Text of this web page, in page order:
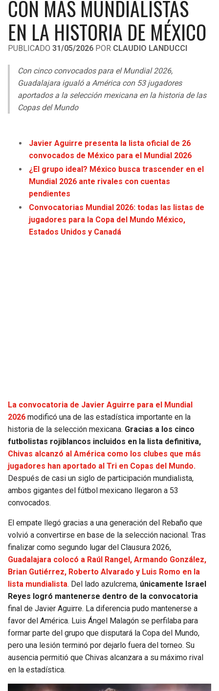
LIGA DE EXPANSIÓN MX
LEAGUES CUP
UEFA EUROPA LEAGUE
UEFA CONFERENCE LEAGUE
MLS
COPA LIBERTADORES
COPA SUDAMERICANA
OTRAS LIGAS
RAIDERS
CHARGERS
RAVENS
BENGALS
TEXANS
JAGUARS
RAMS
49ERS
SEAHAWKS
BEARS
PACKERS
VIKINGS
FALCONS
PANTHERS
SAINTS
BUCCANEERS
CAVALIERS
PISTONS
PACERS
BUCKS
HEAT
WIZARDS
ROCKETS
GRIZZLIES
PELICANS
SPURS
TIMBERWOLVES
THUNDER
TRAIL BLAZERS
JAZZ
CON MÁS MUNDIALISTAS
EN LA HISTORIA DE MÉXICO
PUBLICADO 31/05/2026 POR CLAUDIO LANDUCCI
Con cinco convocados para el Mundial 2026,
Guadalajara igualó a América con 53 jugadores
aportados a la selección mexicana en la historia de las
Copas del Mundo
Javier Aguirre presenta la lista oficial de 26
convocados de México para el Mundial 2026
¿El grupo ideal? México busca trascender en el
Mundial 2026 ante rivales con cuentas
pendientes
Convocatorias Mundial 2026: todas las listas de
jugadores para la Copa del Mundo México,
Estados Unidos y Canadá
La convocatoria de Javier Aguirre para el Mundial
2026 modificó una de las estadística importante en la
historia de la selección mexicana. Gracias a los cinco
futbolistas rojiblancos incluidos en la lista definitiva,
Chivas alcanzó al América como los clubes que más
jugadores han aportado al Tri en Copas del Mundo.
Después de casi un siglo de participación mundialista,
ambos gigantes del fútbol mexicano llegaron a 53
convocados.
El empate llegó gracias a una generación del Rebaño que
volvió a convertirse en base de la selección nacional. Tras
finalizar como segundo lugar del Clausura 2026,
Guadalajara colocó a Raúl Rangel, Armando González,
Brian Gutiérrez, Roberto Alvarado y Luis Romo en la
lista mundialista. Del lado azulcrema, únicamente Israel
Reyes logró mantenerse dentro de la convocatoria
final de Javier Aguirre. La diferencia pudo mantenerse a
favor del América. Luis Ángel Malagón se perfilaba para
formar parte del grupo que disputará la Copa del Mundo,
pero una lesión terminó por dejarlo fuera del torneo. Su
ausencia permitió que Chivas alcanzara a su máximo rival
en la estadística.